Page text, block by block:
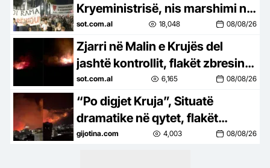
Kryeministrisë, nis marshimi në
Bulevard: Nesër më shumë!
sot.com.al 18,048 08/08/26
Zjarri në Malin e Krujës del
jashtë kontrollit, flakët zbresin
drejt zonave të banuara
sot.com.al 6,165 08/08/26
“Po digjet Kruja”, Situatë
dramatike në qytet, flakët
gjigante përparojnë drejt
gijotina.com 4,003 08/08/26